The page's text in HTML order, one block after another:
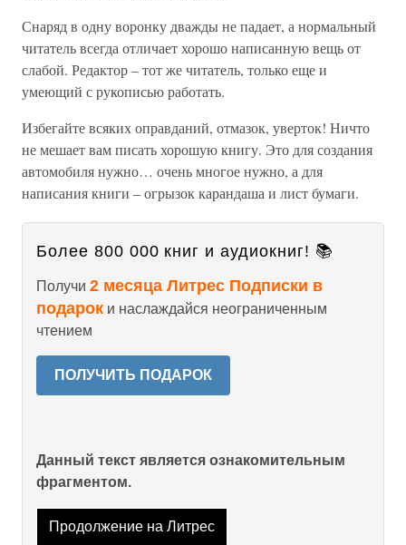
Снаряд в одну воронку дважды не падает, а нормальный
читатель всегда отличает хорошо написанную вещь от
слабой. Редактор – тот же читатель, только еще и
умеющий с рукописью работать.
Избегайте всяких оправданий, отмазок, уверток! Ничто
не мешает вам писать хорошую книгу. Это для создания
автомобиля нужно… очень многое нужно, а для
написания книги – огрызок карандаша и лист бумаги.
Более 800 000 книг и аудиокниг! 📚
Получи 2 месяца Литрес Подписки в
подарок и наслаждайся неограниченным
чтением
ПОЛУЧИТЬ ПОДАРОК
Данный текст является ознакомительным
фрагментом.
Продолжение на Литрес